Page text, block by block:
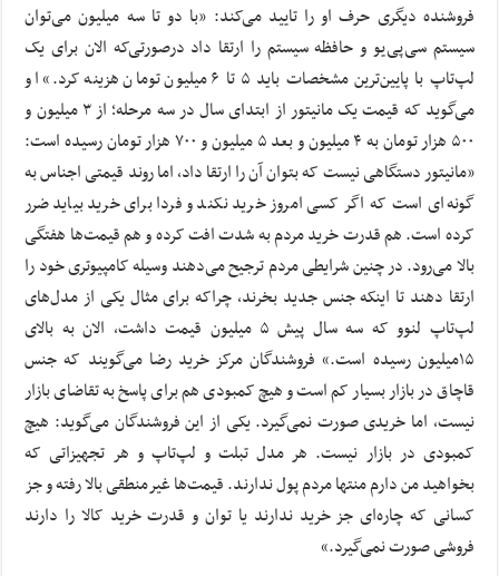
فروشنده دیگری حرف او را تایید می‌کند: «با دو تا سه میلیون می‌توان
سیستم سی‌پی‌یو و حافظه سیستم را ارتقا داد درصورتی‌که الان برای یک
لپ‌تاپ با پایین‌ترین مشخصات باید ۵ تا ۶ میلیون تومان هزینه کرد.» او
می‌گوید که قیمت یک مانیتور از ابتدای سال در سه مرحله؛ از ۳ میلیون و
۵۰۰ هزار تومان به ۴ میلیون و بعد ۵ میلیون و ۷۰۰ هزار تومان رسیده است:
«مانیتور دستگاهی نیست که بتوان آن را ارتقا داد، اما روند قیمتی اجناس به
گونه‌ای است که اگر کسی امروز خرید نکند و فردا برای خرید بیاید ضرر
کرده است. هم قدرت خرید مردم به شدت افت کرده و هم قیمت‌ها هفتگی
بالا می‌رود. در چنین شرایطی مردم ترجیح می‌دهند وسیله کامپیوتری خود را
ارتقا دهند تا اینکه جنس جدید بخرند، چراکه برای مثال یکی از مدل‌های
لپ‌تاپ لنوو که سه سال پیش ۵ میلیون قیمت داشت، الان به بالای
۱۵میلیون رسیده است.» فروشندگان مرکز خرید رضا می‌گویند که جنس
قاچاق در بازار بسیار کم است و هیچ کمبودی هم برای پاسخ به تقاضای بازار
نیست، اما خریدی صورت نمی‌گیرد. یکی از این فروشندگان می‌گوید: هیچ
کمبودی در بازار نیست. هر مدل تبلت و لپ‌تاپ و هر تجهیزاتی که
بخواهید من دارم منتها مردم پول ندارند. قیمت‌ها غیرمنطقی بالا رفته و جز
کسانی که چاره‌ای جز خرید ندارند یا توان و قدرت خرید کالا را دارند
فروشی صورت نمی‌گیرد.»